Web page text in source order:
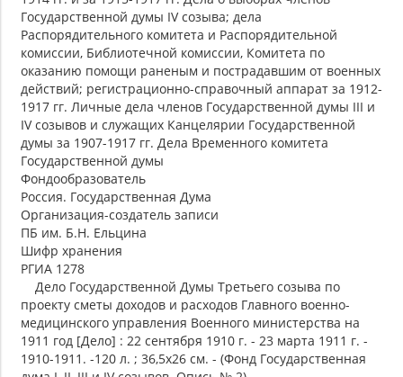
Государственной думы IV созыва; дела
Распорядительного комитета и Распорядительной
комиссии, Библиотечной комиссии, Комитета по
оказанию помощи раненым и пострадавшим от военных
действий; регистрационно-справочный аппарат за 1912-
1917 гг. Личные дела членов Государственной думы III и
IV созывов и служащих Канцелярии Государственной
думы за 1907-1917 гг. Дела Временного комитета
Государственной думы
Фондообразователь
Россия. Государственная Дума
Организация-создатель записи
ПБ им. Б.Н. Ельцина
Шифр хранения
РГИА 1278
Дело Государственной Думы Третьего созыва по
проекту сметы доходов и расходов Главного военно-
медицинского управления Военного министерства на
1911 год [Дело] : 22 сентября 1910 г. - 23 марта 1911 г. -
1910-1911. -120 л. ; 36,5х26 см. - (Фонд Государственная